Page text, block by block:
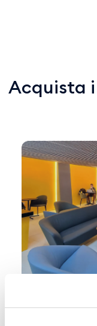
Acquista